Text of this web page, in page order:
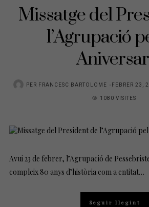
Missatge del
l’Agrupació
PER FRANCESC BARTOLOME
POSTED
ON
FEBRER 23,
1080 VISITES
Avui 23 de febrer, l’Agrupació de
compleix 80 anys d’història com a entitat…
Seguir llegint